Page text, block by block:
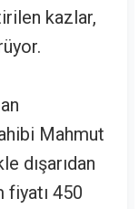
kazlar,
Mahmut
dışarıdan
fiyatı 450